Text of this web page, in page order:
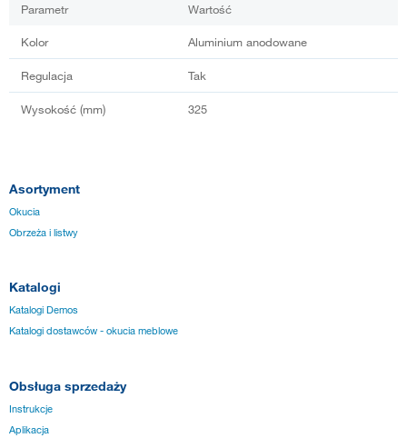
Parametr Wartość
Kolor Aluminium anodowane
Regulacja Tak
Wysokość (mm) 325
Asortyment
Okucia
Obrzeża i listwy
Katalogi
Katalogi Demos
Katalogi dostawców - okucia meblowe
Obsługa sprzedaży
Instrukcje
Aplikacja